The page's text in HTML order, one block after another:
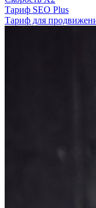
Тариф SEO Plus
Тариф для